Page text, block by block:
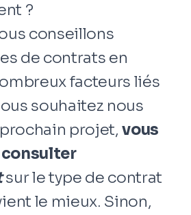
?
conseillons
de contrats en
facteurs liés
souhaitez nous
projet,vous
consulter
sur le type de contrat
le mieux. Sinon,